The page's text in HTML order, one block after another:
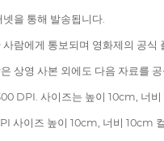
을 통해 발송됩니다.
람에게 통보되며 영화제의 공
상영 사본 외에도 다음 자료를
DPI. 사이즈는 높이 10cm, 너
사이즈 높이 10cm, 너비 10cm